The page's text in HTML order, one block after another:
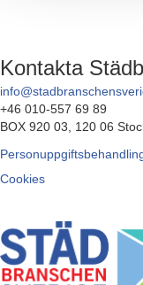
Kontakta
+46 010-557 69 89
BOX 920 03, 120 06
Cookies